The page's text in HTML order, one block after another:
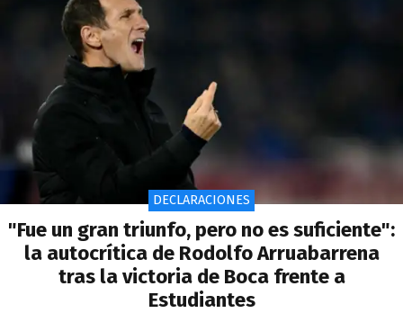
DECLARACIONES
"Fue un gran triunfo, pero no es suficiente":
la autocrítica de Rodolfo Arruabarrena
tras la victoria de Boca frente a
Estudiantes